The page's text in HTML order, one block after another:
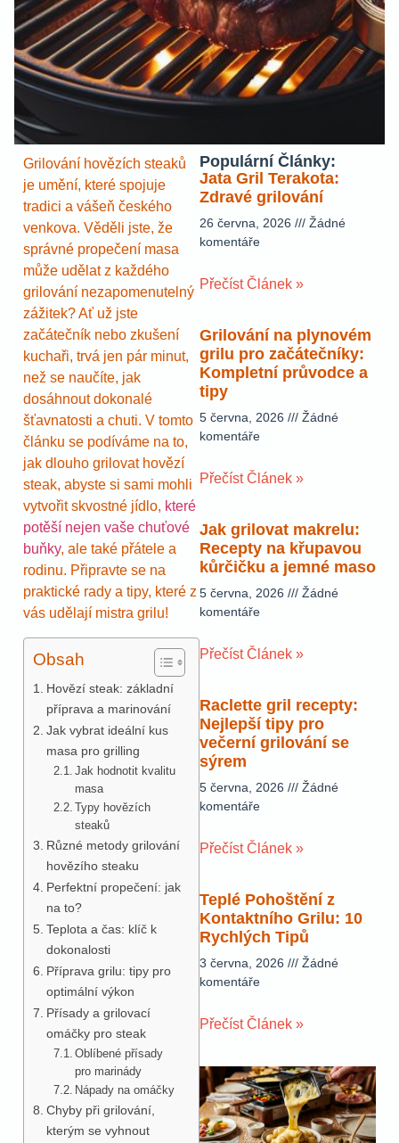
Grilování hovězích steaků
je umění, které spojuje
tradici a vášeň českého
venkova. Věděli jste, že
správné propečení masa
může udělat z každého
grilování nezapomenutelný
zážitek? Ať už jste
začátečník nebo zkušení
kuchaři, trvá jen pár minut,
než se naučíte, jak
dosáhnout dokonalé
šťavnatosti a chuti. V tomto
článku se podíváme na to,
jak dlouho grilovat hovězí
steak, abyste si sami mohli
vytvořit skvostné jídlo, které
potěší nejen vaše chuťové
buňky, ale také přátele a
rodinu. Připravte se na
praktické rady a tipy, které z
vás udělají mistra grilu!
Obsah
Hovězí steak: základní
příprava a marinování
Jak vybrat ideální kus
masa pro grilling
Jak hodnotit kvalitu
masa
Typy hovězích
steaků
Různé metody grilování
hovězího steaku
Perfektní propečení: jak
na to?
Teplota a čas: klíč k
dokonalosti
Příprava grilu: tipy pro
optimální výkon
Přísady a grilovací
omáčky pro steak
Oblíbené přísady
pro marinády
Nápady na omáčky
Chyby při grilování,
kterým se vyhnout
Populární Články:
Jata Gril Terakota:
Zdravé grilování
26 června, 2026
Žádné
komentáře
Přečíst Článek »
Grilování na plynovém
grilu pro začátečníky:
Kompletní průvodce a
tipy
5 června, 2026
Žádné
komentáře
Přečíst Článek »
Jak grilovat makrelu:
Recepty na křupavou
kůrčičku a jemné maso
5 června, 2026
Žádné
komentáře
Přečíst Článek »
Raclette gril recepty:
Nejlepší tipy pro
večerní grilování se
sýrem
5 června, 2026
Žádné
komentáře
Přečíst Článek »
Teplé Pohoštění z
Kontaktního Grilu: 10
Rychlých Tipů
3 června, 2026
Žádné
komentáře
Přečíst Článek »